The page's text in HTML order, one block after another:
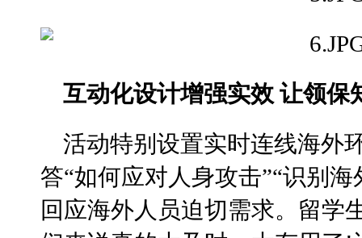
互动化设计增强实效 让领保
活动特别设置实时连线海外
答“如何应对人身攻击”“识别
回应海外人员迫切需求。留学